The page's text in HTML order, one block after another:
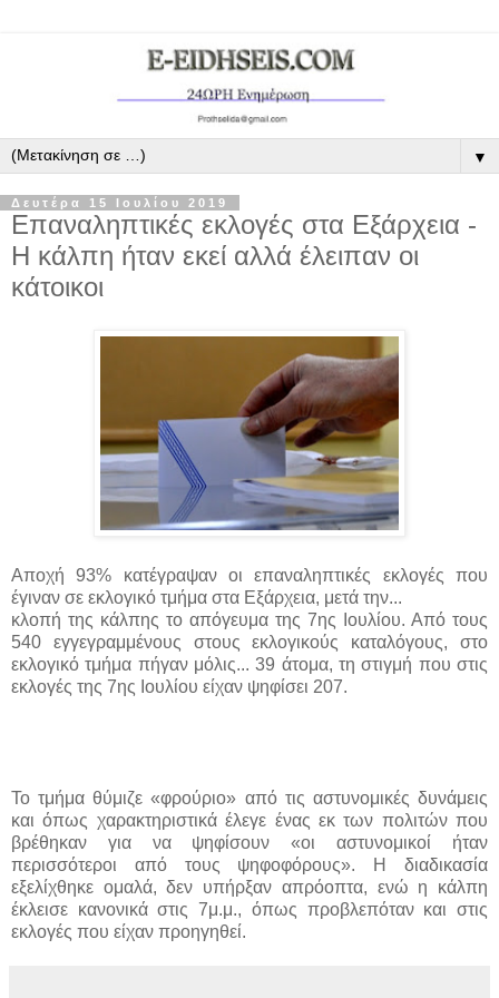
▼
Δευτέρα 15 Ιουλίου 2019
Επαναληπτικές εκλογές στα Εξάρχεια -
Η κάλπη ήταν εκεί αλλά έλειπαν οι
κάτοικοι
Αποχή 93% κατέγραψαν οι επαναληπτικές εκλογές που
έγιναν σε εκλογικό τμήμα στα Εξάρχεια, μετά την...
κλοπή της κάλπης το απόγευμα της 7ης Ιουλίου. Από τους
540 εγγεγραμμένους στους εκλογικούς καταλόγους, στο
εκλογικό τμήμα πήγαν μόλις... 39 άτομα, τη στιγμή που στις
εκλογές της 7ης Ιουλίου είχαν ψηφίσει 207.
Το τμήμα θύμιζε «φρούριο» από τις αστυνομικές δυνάμεις
και όπως χαρακτηριστικά έλεγε ένας εκ των πολιτών που
βρέθηκαν για να ψηφίσουν «οι αστυνομικοί ήταν
περισσότεροι από τους ψηφοφόρους». Η διαδικασία
εξελίχθηκε ομαλά, δεν υπήρξαν απρόοπτα, ενώ η κάλπη
έκλεισε κανονικά στις 7μ.μ., όπως προβλεπόταν και στις
εκλογές που είχαν προηγηθεί.